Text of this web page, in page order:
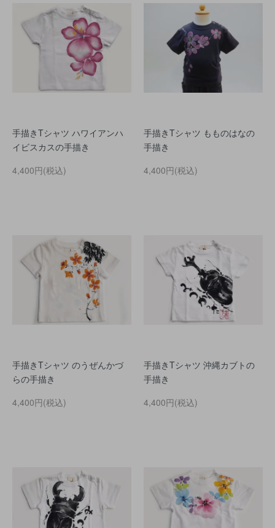
手描きTシャツ ハワイアンハ
イビスカスの手描き
4,400円(税込)
手描きTシャツ もものはなの
手描き
4,400円(税込)
手描きTシャツ のうぜんかづ
らの手描き
4,400円(税込)
手描きTシャツ 沖縄カブトの
手描き
4,400円(税込)